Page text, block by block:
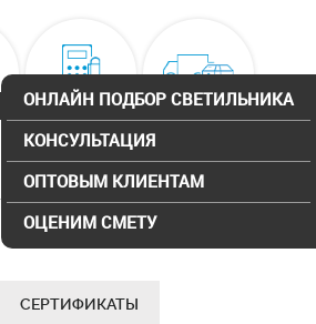
Бесплатный
освещения
Доставка по
московской
области
СЕРТИФИКАТЫ
ОНЛАЙН ПОДБОР СВЕТИЛЬНИКА
КОНСУЛЬТАЦИЯ
ОПТОВЫМ КЛИЕНТАМ
ОЦЕНИМ СМЕТУ